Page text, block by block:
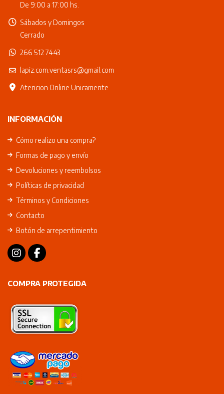
De 9:00 a 17:00 hs.
Sábados y Domingos
Cerrado
266 512 7443
lapiz.com.ventasrs@gmail.com
Atencion Online Unicamente
INFORMACIÓN
Cómo realizo una compra?
Formas de pago y envío
Devoluciones y reembolsos
Políticas de privacidad
Términos y Condiciones
Contacto
Botón de arrepentimiento
COMPRA PROTEGIDA